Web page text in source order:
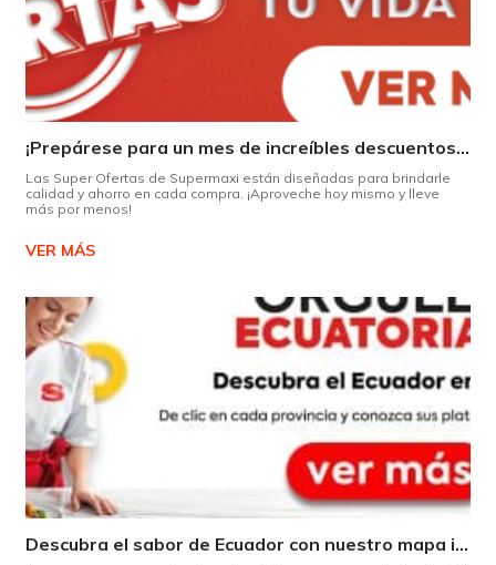
¡Prepárese para un mes de increíbles descuentos en Supermaxi!
Las Super Ofertas de Supermaxi están diseñadas para brindarle
calidad y ahorro en cada compra. ¡Aproveche hoy mismo y lleve
más por menos!
VER MÁS
Descubra el sabor de Ecuador con nuestro mapa interactivo de recetas